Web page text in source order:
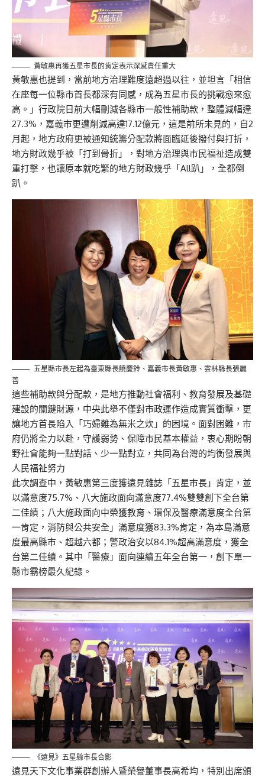
黃敏惠再獲五星市長的肯定表示深感責任重大
黃敏惠也提到，當前地方治理難度遠超過以往，並坦言「相信
在座每一位縣市首長都深有同感，成為五星市長的挑戰愈來愈
高。」行政院日前大幅刪減各縣市一般性補助款，整體減幅達
27.3%，嘉義市更遭削減高達17.12億元，這是前所未見的，自2
月起，地方政府更被通知統籌分配款將面臨延後撥付與打折，
地方財政幾乎被「打到骨折」，對地方治理與市民福祉造成雙
重打擊，也讓原本就吃緊的地方財政幾乎「All趴」，全都倒
趴。
五星縣市長左起為臺東縣長饒慶鈴、嘉義市長黃敏惠、雲林縣長張麗
善
這些補助款與分配款，是地方推動社會福利、教育發展及基礎
建設的關鍵財源，中央此舉不僅對市政運作造成實質衝擊，更
讓地方首長陷入「巧婦難為無米之炊」的困境。面對困難，市
府仍將全力以赴，守護弱勢、保障市民基本權益，衷心期盼朝
野社會能夠一點對話、少一點對立，共同為台灣的均衡發展與
人民福祉努力
此次調查中，黃敏惠第三度獲遠見雜誌「五星市長」肯定，並
以滿意度75.7%、八大施政面向滿意度77.4%雙雙創下全台第
二佳績；八大施政面向中榮獲教育、環保及醫療滿意度全台第
一肯定，消防與公共安全」滿意度獲83.3%肯定，為本島滿意
度最高縣市、超越六都；警政治安以84.1%超高滿意度，獲全
台第二佳績。其中「醫療」面向連續五年全台第一，創下單一
縣市霸榜最久紀錄。
《遠見》五星縣市長合影
遠見天下文化事業群創辦人暨榮譽董事長高希均，特別出席頒